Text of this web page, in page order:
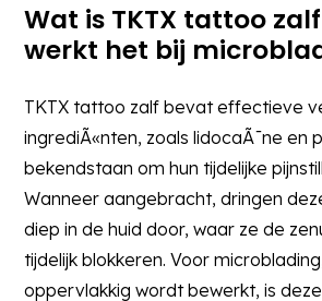
Wat is TKTX tattoo
werkt het bij
TKTX tattoo zalf bevat effectieve
ingrediÃ«nten, zoals lidocaÃ¯ne en
bekendstaan om hun tijdelijke
Wanneer aangebracht, dringen
diep in de huid door, waar ze de
tijdelijk blokkeren. Voor
oppervlakkig wordt bewerkt, is